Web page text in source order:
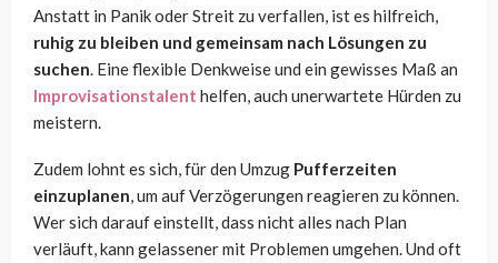
Anstatt in Panik oder Streit zu verfallen, ist es hilfreich,
ruhig zu bleiben und gemeinsam nach Lösungen zu
suchen. Eine flexible Denkweise und ein gewisses Maß an
Improvisationstalent helfen, auch unerwartete Hürden zu
meistern.
Zudem lohnt es sich, für den Umzug Pufferzeiten
einzuplanen, um auf Verzögerungen reagieren zu können.
Wer sich darauf einstellt, dass nicht alles nach Plan
verläuft, kann gelassener mit Problemen umgehen. Und oft